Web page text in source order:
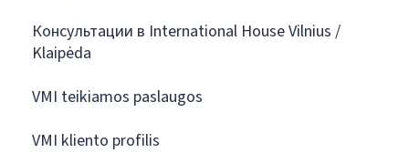
Консультации в International House Vilnius /
Klaipėda
VMI teikiamos paslaugos
VMI kliento profilis